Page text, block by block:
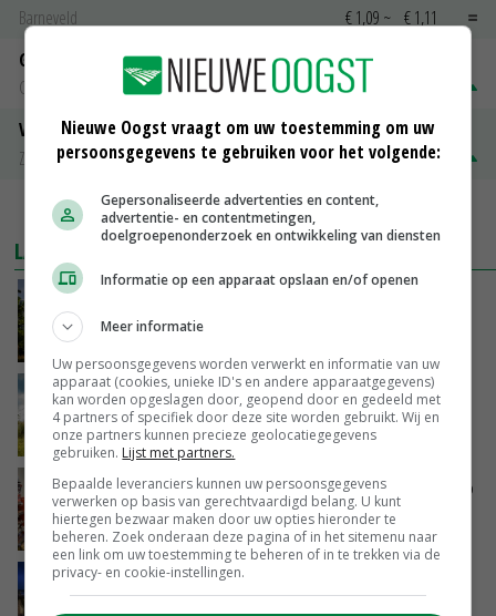
Barneveld
€ 1,09 ~ € 1,11
Gerst
Groningen
€ 197,00
Volle melkpoeder
Zuivel NL
€ 345,00 € 20,00
MEER MARKTPRIJZEN
LAATSTE NIEUWS
minister spreekt van ‘ondernemersrisico’
‘Rendement van Krullvarkens komt van de
overkant’
GISTEREN, 15:30
Oorlogen en El Niño stuwen voedselprijzen op
GISTEREN, 15:04
Nettowinst Royal A-ware onder druk ondanks
hogere omzet
Nieuwe Oogst vraagt om uw toestemming om uw
persoonsgegevens te gebruiken voor het volgende:
Gepersonaliseerde advertenties en content,
advertentie- en contentmetingen,
doelgroepenonderzoek en ontwikkeling van diensten
Informatie op een apparaat opslaan en/of openen
Meer informatie
Uw persoonsgegevens worden verwerkt en informatie van uw
apparaat (cookies, unieke ID's en andere apparaatgegevens)
kan worden opgeslagen door, geopend door en gedeeld met
4 partners of specifiek door deze site worden gebruikt. Wij en
onze partners kunnen precieze geolocatiegegevens
gebruiken. Lijst met partners.
Bepaalde leveranciers kunnen uw persoonsgegevens
verwerken op basis van gerechtvaardigd belang. U kunt
hiertegen bezwaar maken door uw opties hieronder te
beheren. Zoek onderaan deze pagina of in het sitemenu naar
een link om uw toestemming te beheren of in te trekken via de
privacy- en cookie-instellingen.